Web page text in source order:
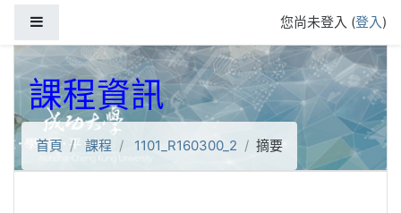
您尚未登入 (登入)
課程資訊
首頁 課程 1101_R160300_2 摘要